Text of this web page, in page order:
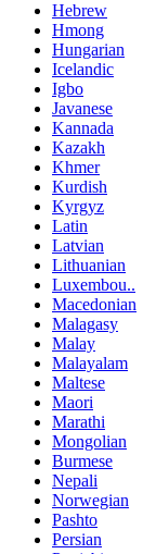
Hebrew
Hmong
Hungarian
Icelandic
Igbo
Javanese
Kannada
Kazakh
Khmer
Kurdish
Kyrgyz
Latin
Latvian
Lithuanian
Luxembou..
Macedonian
Malagasy
Malay
Malayalam
Maltese
Maori
Marathi
Mongolian
Burmese
Nepali
Norwegian
Pashto
Persian